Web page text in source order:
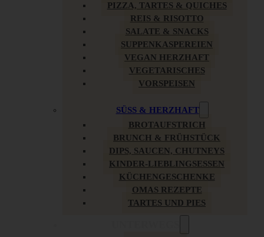
PIZZA, TARTES & QUICHES
REIS & RISOTTO
SALATE & SNACKS
SUPPENKASPEREIEN
VEGAN HERZHAFT
VEGETARISCHES
VORSPEISEN
SÜSS & HERZHAFT
BROTAUFSTRICH
BRUNCH & FRÜHSTÜCK
DIPS, SAUCEN, CHUTNEYS
KINDER-LIEBLINGSESSEN
KÜCHENGESCHENKE
OMAS REZEPTE
TARTES UND PIES